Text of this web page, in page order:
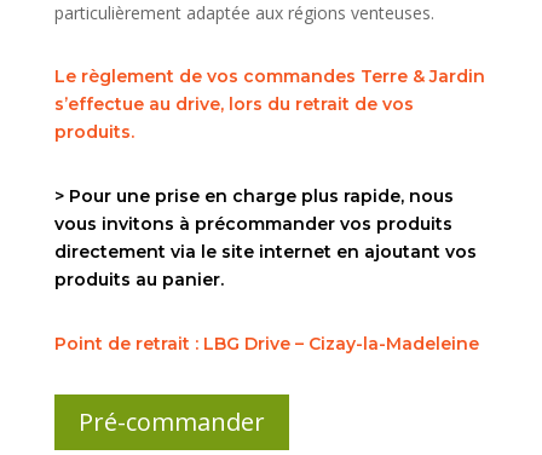
particulièrement adaptée aux régions venteuses.
Le règlement de vos commandes Terre & Jardin
s’effectue au drive, lors du retrait de vos
produits.
> Pour une prise en charge plus rapide, nous
vous invitons à précommander vos produits
directement via le site internet en ajoutant vos
produits au panier.
Point de retrait : LBG Drive – Cizay-la-Madeleine
Pré-commander